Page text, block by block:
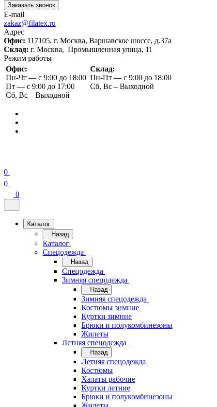
Заказать звонок
E-mail
zakaz@filatex.ru
Адрес
Офис: 117105, г. Москва, Варшавское шоссе, д.37а
Склад: г. Москва, Промышленная улица, 11
Режим работы
Офис:
Пн-Чт — с 9:00 до 18:00
Пт — с 9:00 до 17:00
Сб, Вс – Выходной
Склад:
Пн-Пт — с 9:00 до 18:00
Сб, Вс – Выходной
0
0
0
Каталог
Назад
Каталог
Спецодежда
Назад
Спецодежда
Зимняя спецодежда
Назад
Зимняя спецодежда
Костюмы зимние
Куртки зимние
Брюки и полукомбинезоны
Жилеты
Летняя спецодежда
Назад
Летняя спецодежда
Костюмы
Халаты рабочие
Куртки летние
Брюки и полукомбинезоны
Жилеты